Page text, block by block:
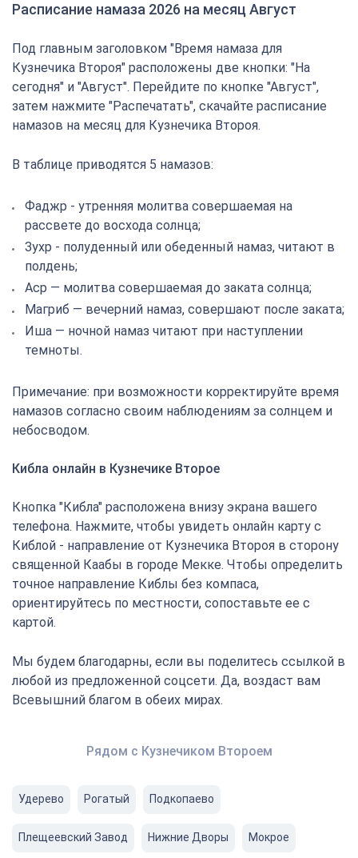
Расписание намаза 2026 на месяц Август
Под главным заголовком "Время намаза для
Кузнечика Второя" расположены две кнопки: "На
сегодня" и "Август". Перейдите по кнопке "Август",
затем нажмите "Распечатать", скачайте расписание
намазов на месяц для Кузнечика Второя.
В таблице приводятся 5 намазов:
Фаджр - утренняя молитва совершаемая на
рассвете до восхода солнца;
Зухр - полуденный или обеденный намаз, читают в
полдень;
Аср — молитва совершаемая до заката солнца;
Магриб — вечерний намаз, совершают после заката;
Иша — ночной намаз читают при наступлении
темноты.
Примечание: при возможности корректируйте время
намазов согласно своим наблюдениям за солнцем и
небосводом.
Кибла онлайн в Кузнечике Второе
Кнопка "Кибла" расположена внизу экрана вашего
телефона. Нажмите, чтобы увидеть онлайн карту с
Киблой - направление от Кузнечика Второя в сторону
священной Каабы в городе Мекке. Чтобы определить
точное направление Киблы без компаса,
ориентируйтесь по местности, сопоставьте ее с
картой.
Мы будем благодарны, если вы поделитесь ссылкой в
любой из предложенной соцсети. Да, воздаст вам
Всевышний благом в обеих мирах.
Рядом с Кузнечиком Второем
Удерево Рогатый Подкопаево
Плещеевский Завод Нижние Дворы Мокрое